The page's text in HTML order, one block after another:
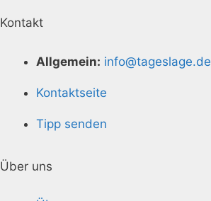
Kontakt
Allgemein: info@tageslage.de
Kontaktseite
Tipp senden
Über uns